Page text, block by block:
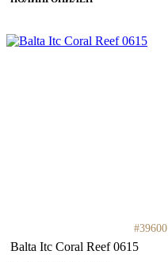
#39600
Balta Itc Coral Reef 0615